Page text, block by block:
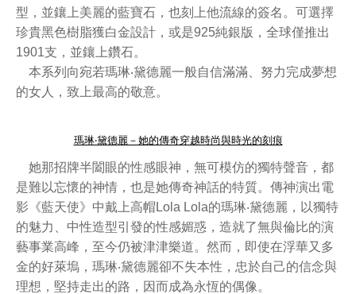
型，並鑲上美麗的藍寶石，也刻上他流線的簽名。可選擇
珍貴黑色樹脂獲白金設計，或是925純銀版，全球僅推出
1901支，並鑲上鑽石。
本系列向宛若瑪琳‧黛德麗一般自信滿滿、努力完成夢想
的女人，致上最高的敬意。
瑪琳‧黛德麗－她的傳奇穿越時尚與時光的刻痕
她那招牌半闔眼的性感眼神，無可模仿的獨特聲音，都
是難以忘懷的神情，也是她傳奇神話的特質。傳神演出電
影《藍天使》中戴上高帽Lola Lola的瑪琳‧黛德麗，以獨特
的魅力、中性造型引發的性感媚惑，造就了無與倫比的演
藝事業高峰，至今仍被津津樂道。然而，即使在浮華又多
金的好萊塢，瑪琳‧黛德麗卻不失本性，忠於自己的信念與
理想，堅持走出的路，因而成為永恆的偶像。